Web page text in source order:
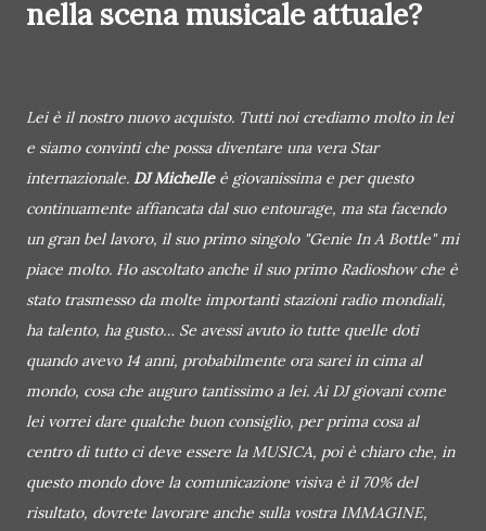
nella scena musicale attuale?
Lei è il nostro nuovo acquisto. Tutti noi crediamo molto in lei
e siamo convinti che possa diventare una vera Star
internazionale. DJ Michelleè giovanissima e per questo
continuamente affiancata dal suo entourage, ma sta facendo
un gran bel lavoro, il suo primo singolo "Genie In A Bottle" mi
piace molto. Ho ascoltato anche il suo primo Radioshow che è
stato trasmesso da molte importanti stazioni radio mondiali,
ha talento, ha gusto… Se avessi avuto io tutte quelle doti
quando avevo 14 anni, probabilmente ora sarei in cima al
mondo, cosa che auguro tantissimo a lei. Ai DJ giovani come
lei vorrei dare qualche buon consiglio, per prima cosa al
centro di tutto ci deve essere la MUSICA, poi è chiaro che, in
questo mondo dove la comunicazione visiva è il 70% del
risultato, dovrete lavorare anche sulla vostra IMMAGINE,